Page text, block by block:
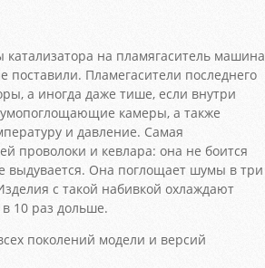
на пламягаситель машина
поставили. Пламегасители последнего
а иногда даже тише, если внутри
камеры, а также
и давление. Самая
проволоки и кевлара: она не боится
выдувается. Она поглощает шумы в три
с такой набивкой охлаждают
10 раз дольше.
поколений модели и версий